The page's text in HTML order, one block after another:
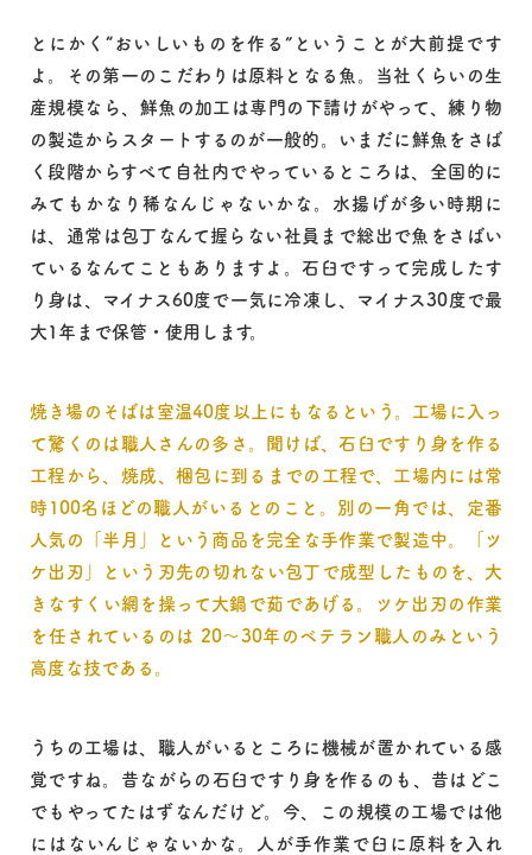
とにかく“おいしいものを作る”ということが大前提です
よ。その第一のこだわりは原料となる魚。当社くらいの生
産規模なら、鮮魚の加工は専門の下請けがやって、練り物
の製造からスタートするのが一般的。いまだに鮮魚をさば
く段階からすべて自社内でやっているところは、全国的に
みてもかなり稀なんじゃないかな。水揚げが多い時期に
は、通常は包丁なんて握らない社員まで総出で魚をさばい
ているなんてこともありますよ。石臼ですって完成したす
り身は、マイナス60度で一気に冷凍し、マイナス30度で最
大1年まで保管・使用します。
焼き場のそばは室温40度以上にもなるという。工場に入っ
て驚くのは職人さんの多さ。聞けば、石臼ですり身を作る
工程から、焼成、梱包に到るまでの工程で、工場内には常
時100名ほどの職人がいるとのこと。別の一角では、定番
人気の「半月」という商品を完全な手作業で製造中。「ツ
ケ出刃」という刃先の切れない包丁で成型したものを、大
きなすくい網を操って大鍋で茹であげる。ツケ出刃の作業
を任されているのは 20～30年のベテラン職人のみという
高度な技である。
うちの工場は、職人がいるところに機械が置かれている感
覚ですね。昔ながらの石臼ですり身を作るのも、昔はどこ
でもやってたはずなんだけど。今、この規模の工場では他
にはないんじゃないかな。人が手作業で臼に原料を入れ